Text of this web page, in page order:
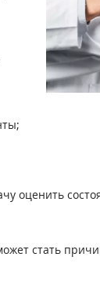
оценить
стать